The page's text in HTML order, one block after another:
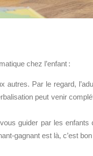
chez l’enfant :
autres. Par le regard,
peut venir
guider par les enfants
gagnant est là, c’est bon